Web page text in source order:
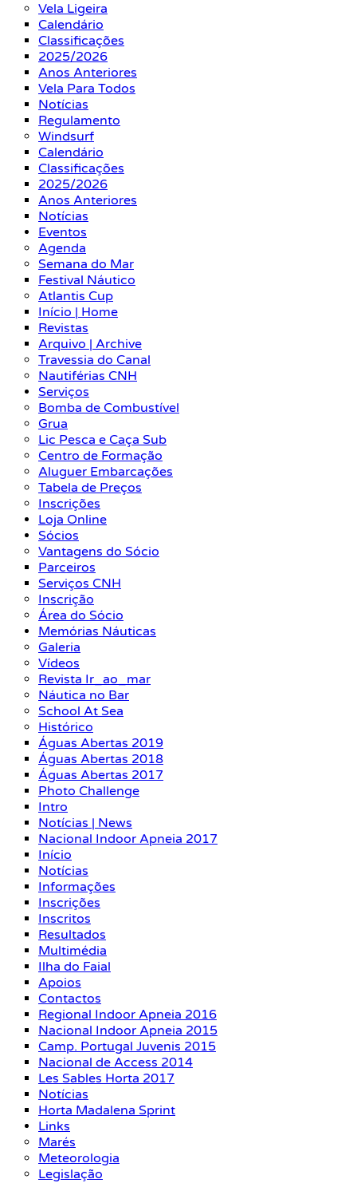
Vela Ligeira
Calendário
Classificações
2025/2026
Anos Anteriores
Vela Para Todos
Notícias
Regulamento
Windsurf
Calendário
Classificações
2025/2026
Anos Anteriores
Notícias
Eventos
Agenda
Semana do Mar
Festival Náutico
Atlantis Cup
Início | Home
Revistas
Arquivo | Archive
Travessia do Canal
Nautiférias CNH
Serviços
Bomba de Combustível
Grua
Lic Pesca e Caça Sub
Centro de Formação
Aluguer Embarcações
Tabela de Preços
Inscrições
Loja Online
Sócios
Vantagens do Sócio
Parceiros
Serviços CNH
Inscrição
Área do Sócio
Memórias Náuticas
Galeria
Vídeos
Revista Ir_ao_mar
Náutica no Bar
School At Sea
Histórico
Águas Abertas 2019
Águas Abertas 2018
Águas Abertas 2017
Photo Challenge
Intro
Notícias | News
Nacional Indoor Apneia 2017
Início
Notícias
Informações
Inscrições
Inscritos
Resultados
Multimédia
Ilha do Faial
Apoios
Contactos
Regional Indoor Apneia 2016
Nacional Indoor Apneia 2015
Camp. Portugal Juvenis 2015
Nacional de Access 2014
Les Sables Horta 2017
Notícias
Horta Madalena Sprint
Links
Marés
Meteorologia
Legislação